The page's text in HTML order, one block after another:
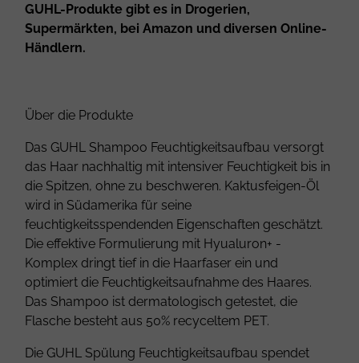
GUHL-Produkte gibt es in Drogerien,
Supermärkten, bei Amazon und diversen Online-
Händlern.
Über die Produkte
Das GUHL Shampoo Feuchtigkeitsaufbau versorgt
das Haar nachhaltig mit intensiver Feuchtigkeit bis in
die Spitzen, ohne zu beschweren. Kaktusfeigen-Öl
wird in Südamerika für seine
feuchtigkeitsspendenden Eigenschaften geschätzt.
Die effektive Formulierung mit Hyualuron+ -
Komplex dringt tief in die Haarfaser ein und
optimiert die Feuchtigkeitsaufnahme des Haares.
Das Shampoo ist dermatologisch getestet, die
Flasche besteht aus 50% recyceltem PET.
Die GUHL Spülung Feuchtigkeitsaufbau spendet